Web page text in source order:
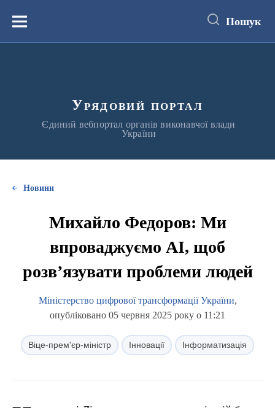
вмістуМеню Пошук
Урядовий портал
Єдиний вебпортал органів виконавчої влади
України
Новини
Михайло Федоров: Ми
впроваджуємо AI, щоб
розв’язувати проблеми людей
Міністерство цифрової трансформації України,
опубліковано 05 червня 2025 року о 11:21
Віце-прем'єр-міністр Інновації Інформатизація